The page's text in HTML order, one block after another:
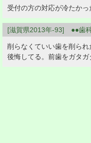
受付の方の対応が冷たかっ
[滋賀県2013年-93] ●●歯
削らなくていい歯を削ら
後悔してる。前歯をガタガ